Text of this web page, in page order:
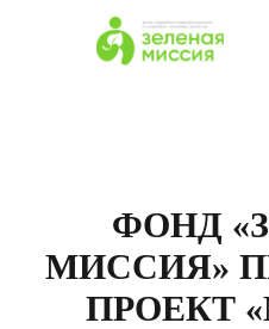
ФОНД
МИССИЯ»
ПРОЕКТ